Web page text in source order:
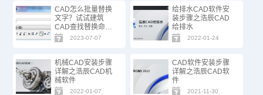
CAD怎么批量替换
文字？试试建筑
CAD查找替换命
令！
2023-07-07
给排水CAD软件安
装步骤之浩辰CAD
给排水
2022-01-24
机械CAD安装步骤
详解之浩辰CAD机
械软件
2022-01-07
CAD软件安装步骤
详解之浩辰CAD软
件
2021-11-30